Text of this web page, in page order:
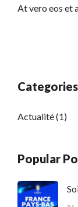
At vero eos et
Categories
Actualité(1)
Popular